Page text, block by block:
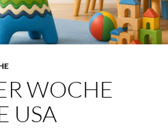
WOCHE
USA